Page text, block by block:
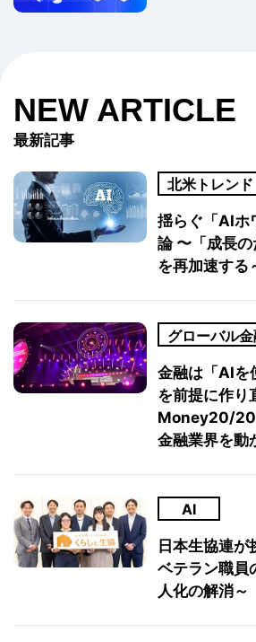
NEW ARTICLE
最新記事
北米トレンド
揺らぐ「AIホ
論 〜「成長
を再加速する
グローバル
金融は「AIを
を前提に作り
Money20/20
金融業界を動
AI
日本生協連が
ベテラン職員
人化の解消～